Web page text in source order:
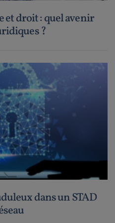
droit : quel avenir
?
dans un STAD